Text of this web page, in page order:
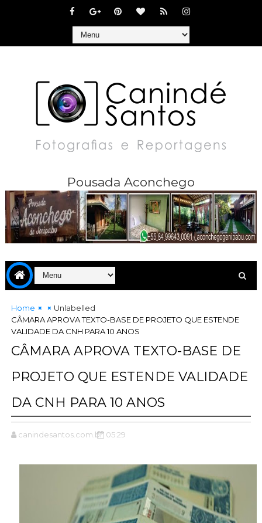
Pousada Aconchego
Home
Unlabelled
CÂMARA APROVA TEXTO-BASE DE PROJETO QUE ESTENDE
VALIDADE DA CNH PARA 10 ANOS
CÂMARA APROVA TEXTO-BASE DE
PROJETO QUE ESTENDE VALIDADE
DA CNH PARA 10 ANOS
canindesantos.com.br 05:29